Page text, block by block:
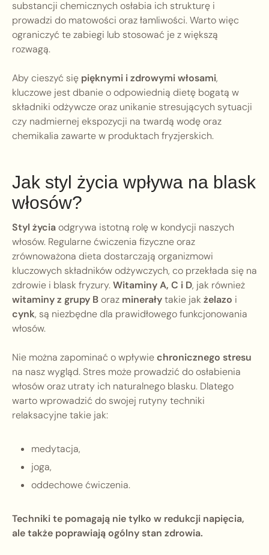
substancji chemicznych osłabia ich strukturę i
prowadzi do matowości oraz łamliwości. Warto więc
ograniczyć te zabiegi lub stosować je z większą
rozwagą.
Aby cieszyć się pięknymi i zdrowymi włosami,
kluczowe jest dbanie o odpowiednią dietę bogatą w
składniki odżywcze oraz unikanie stresujących sytuacji
czy nadmiernej ekspozycji na twardą wodę oraz
chemikalia zawarte w produktach fryzjerskich.
Jak styl życia wpływa na blask
włosów?
Styl życiaodgrywa istotną rolę w kondycji naszych
włosów. Regularne ćwiczenia fizyczne oraz
zrównoważona dieta dostarczają organizmowi
kluczowych składników odżywczych, co przekłada się na
zdrowie i blask fryzury.Witaminy A, C i D, jak również
witaminy z grupy Boraz minerałytakie jak żelazo i
cynk, są niezbędne dla prawidłowego funkcjonowania
włosów.
Nie można zapominać o wpływiechronicznego stresu
na nasz wygląd. Stres może prowadzić do osłabienia
włosów oraz utraty ich naturalnego blasku. Dlatego
warto wprowadzić do swojej rutyny techniki
relaksacyjne takie jak:
medytacja,
joga,
oddechowe ćwiczenia.
Techniki te pomagają nie tylko w redukcji napięcia,
ale także poprawiają ogólny stan zdrowia.